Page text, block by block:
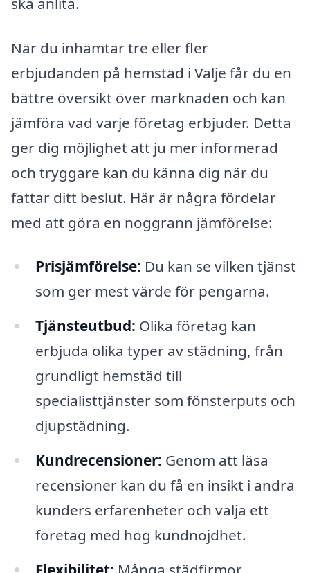
När du inhämtar tre eller fler
erbjudanden på hemstäd i Valje får du en
bättre översikt över marknaden och kan
jämföra vad varje företag erbjuder. Detta
ger dig möjlighet att ju mer informerad
och tryggare kan du känna dig när du
fattar ditt beslut. Här är några fördelar
med att göra en noggrann jämförelse:
Prisjämförelse: Du kan se vilken tjänst
som ger mest värde för pengarna.
Tjänsteutbud: Olika företag kan
erbjuda olika typer av städning, från
grundligt hemstäd till
specialisttjänster som fönsterputs och
djupstädning.
Kundrecensioner: Genom att läsa
recensioner kan du få en insikt i andra
kunders erfarenheter och välja ett
företag med hög kundnöjdhet.